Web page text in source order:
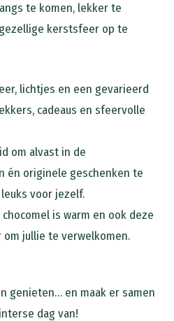
te komen, lekker te
kerstsfeer op te
lichtjes en een gevarieerd
cadeaus en sfeervolle
om alvast in de
én originele geschenken te
voor jezelf.
is warm en ook deze
jullie te verwelkomen.
genieten… en maak er samen
dag van!